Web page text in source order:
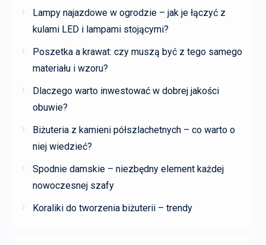
Lampy najazdowe w ogrodzie – jak je łączyć z
kulami LED i lampami stojącymi?
Poszetka a krawat: czy muszą być z tego samego
materiału i wzoru?
Dlaczego warto inwestować w dobrej jakości
obuwie?
Biżuteria z kamieni półszlachetnych – co warto o
niej wiedzieć?
Spodnie damskie – niezbędny element każdej
nowoczesnej szafy
Koraliki do tworzenia biżuterii – trendy